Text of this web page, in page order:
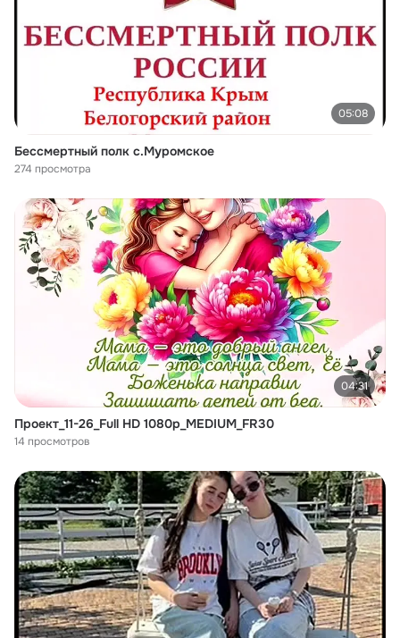
05:08
Бессмертный полк с.Муромское
274 просмотра
04:31
Проект_11-26_Full HD 1080p_MEDIUM_FR30
14 просмотров